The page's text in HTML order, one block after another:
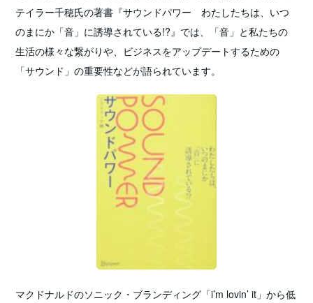
テイラー千穂氏の著書『サウンドパワー わたしたちは、いつ
のまにか「音」に誘導されている!?』では、「音」と私たちの
生活の様々な繋がりや、ビジネスをアップデートするための
「サウンド」の重要性などが語られています。
マクドナルドのソニック・ブランディング「i’m lovin’ it」から低